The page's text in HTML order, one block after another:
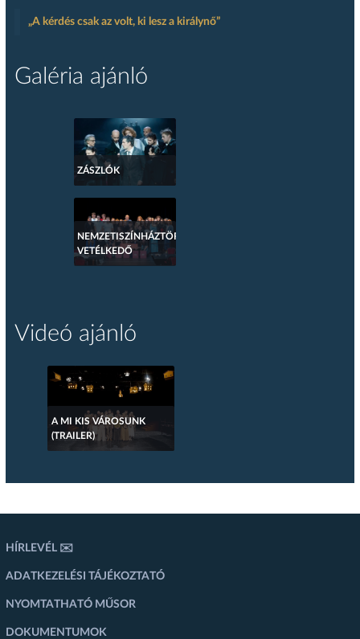
„A kérdés csak az volt, ki lesz a királynő”
Galéria ajánló
ZÁSZLÓK
NEMZETISZÍNHÁZTÖRTÉNETI
VETÉLKEDŐ
Videó ajánló
A MI KIS VÁROSUNK
(TRAILER)
HÍRLEVÉL ✉️
ADATKEZELÉSI TÁJÉKOZTATÓ
NYOMTATHATÓ MŰSOR
DOKUMENTUMOK